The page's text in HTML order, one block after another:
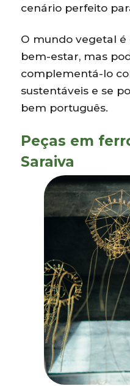
cenário perfeito
O mundo vegetal é
bem-estar, mas
complementá-lo
sustentáveis e se
bem português.
Peças em
Saraiva